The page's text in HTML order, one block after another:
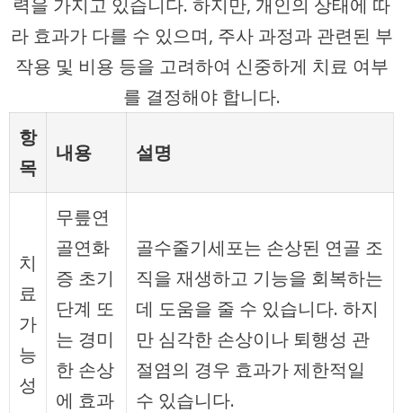
력을 가지고 있습니다. 하지만, 개인의 상태에 따
라 효과가 다를 수 있으며, 주사 과정과 관련된 부
작용 및 비용 등을 고려하여 신중하게 치료 여부
를 결정해야 합니다.
항
목
내용 설명
치
료
가
능
성
무릎연
골연화
증 초기
단계 또
는 경미
한 손상
에 효과
골수줄기세포는 손상된 연골 조
직을 재생하고 기능을 회복하는
데 도움을 줄 수 있습니다. 하지
만 심각한 손상이나 퇴행성 관
절염의 경우 효과가 제한적일
수 있습니다.